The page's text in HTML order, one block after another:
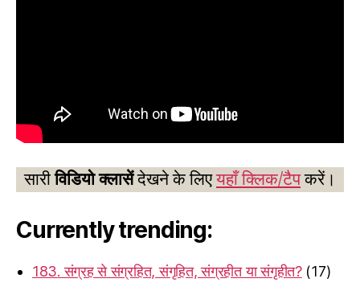
सारीविडियो क्लासेंदेखने के लिएयहाँ क्लिक/टैपकरें।
Currently trending:
183. संग्रह से संग्रहित, संगृहित, संग्रहीत या संगृहीत? (17)